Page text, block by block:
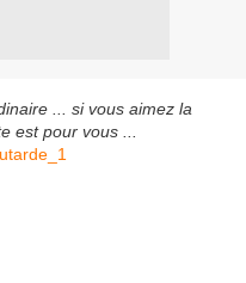
... si vous aimez la
est pour vous ...